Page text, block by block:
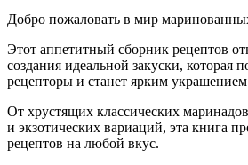
Добро пожаловать в мир
Этот аппетитный сборник рецептов
создания идеальной закуски, которая
рецепторы и станет ярким
От хрустящих классических
и экзотических вариаций, эта книга
рецептов на любой вкус.